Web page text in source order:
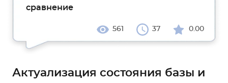
сравнение
561 37 0.00
Актуализация состояния базы и